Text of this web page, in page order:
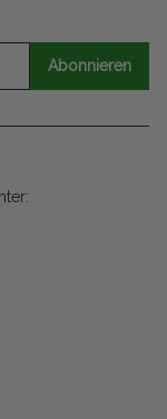
Abonnieren